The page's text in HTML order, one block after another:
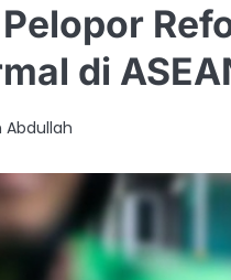
di
Abdullah